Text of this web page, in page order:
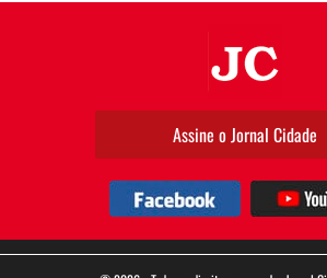
Assine o Jornal Cidade
Facebook